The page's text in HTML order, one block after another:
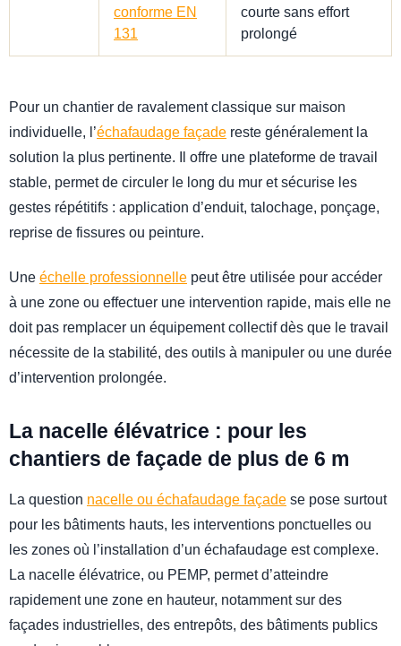
conforme EN
131
courte sans effort
prolongé
Pour un chantier de ravalement classique sur maison
individuelle, l’échafaudage façade reste généralement la
solution la plus pertinente. Il offre une plateforme de travail
stable, permet de circuler le long du mur et sécurise les
gestes répétitifs : application d’enduit, talochage, ponçage,
reprise de fissures ou peinture.
Une échelle professionnelle peut être utilisée pour accéder
à une zone ou effectuer une intervention rapide, mais elle ne
doit pas remplacer un équipement collectif dès que le travail
nécessite de la stabilité, des outils à manipuler ou une durée
d’intervention prolongée.
La nacelle élévatrice : pour les
chantiers de façade de plus de 6 m
La question nacelle ou échafaudage façade se pose surtout
pour les bâtiments hauts, les interventions ponctuelles ou
les zones où l’installation d’un échafaudage est complexe.
La nacelle élévatrice, ou PEMP, permet d’atteindre
rapidement une zone en hauteur, notamment sur des
façades industrielles, des entrepôts, des bâtiments publics